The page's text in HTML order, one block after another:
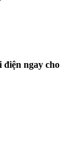
điện ngay cho